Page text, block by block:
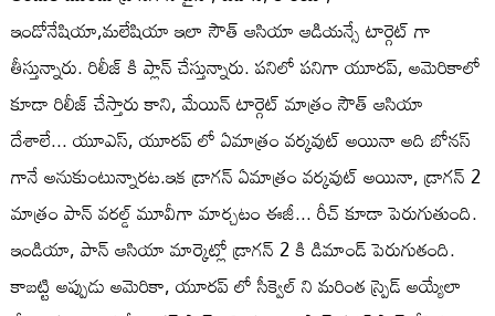
ఇండోనేషియా,మలేషియా ఇలా సౌత్ ఆసియా ఆడియన్సే టార్గెట్ గా
తీస్తున్నారు. రిలీజ్ కి ప్లాన్ చేస్తున్నారు. పనిలో పనిగా యూరప్, అమెరికాలో
కూడా రిలీజ్ చేస్తారు కాని, మేయిన్ టార్గెట్ మాత్రం సౌత్ ఆసియా
దేశాలే... యూఎస్, యూరప్ లో ఏమాత్రం వర్కవుట్ అయినా అది బోనస్
గానే అనుకుంటున్నారట.ఇక డ్రాగన్ ఏమాత్రం వర్కవుట్ అయినా, డ్రాగన్ 2
మాత్రం పాన్ వరల్డ్ మూవీగా మార్చటం ఈజీ... రీచ్ కూడా పెరుగుతుంది.
ఇండియా, పాన్ ఆసియా మార్కెట్లో డ్రాగన్ 2 కి డిమాండ్ పెరుగుతంది.
కాబట్టి అప్పుడు అమెరికా, యూరప్ లో సీక్వెల్ ని మరింత స్ప్రెడ్ అయ్యేలా